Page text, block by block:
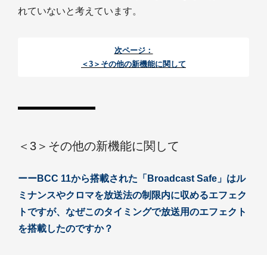
れていないと考えています。
次ページ：
＜3＞その他の新機能に関して
＜3＞その他の新機能に関して
ーーBCC 11から搭載された「Broadcast Safe」はル
ミナンスやクロマを放送法の制限内に収めるエフェク
トですが、なぜこのタイミングで放送用のエフェクト
を搭載したのですか？